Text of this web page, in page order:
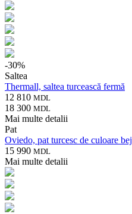
-30%
Saltea
Thermall, saltea turcească fermă
12 810 MDL
18 300 MDL
Mai multe detalii
Pat
Oviedo, pat turcesc de culoare bej
15 990 MDL
Mai multe detalii